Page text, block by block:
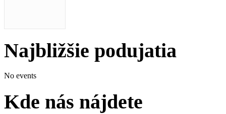
Najbližšie podujatia
No events
Kde nás nájdete